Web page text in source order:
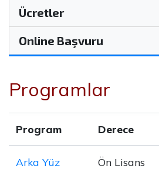
Ücretler
Online Başvuru
Programlar
Program Derece
Arka Yüz
Ön Lisans